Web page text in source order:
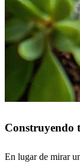
Construyendo
En lugar de mirar